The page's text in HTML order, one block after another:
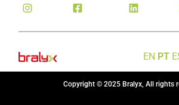
EN PT
Copyright © 2025 Bralyx, All rights